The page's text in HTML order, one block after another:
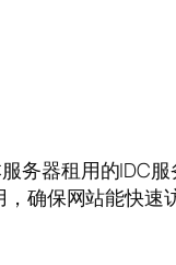
务器租用的IDC
确保网站能快速